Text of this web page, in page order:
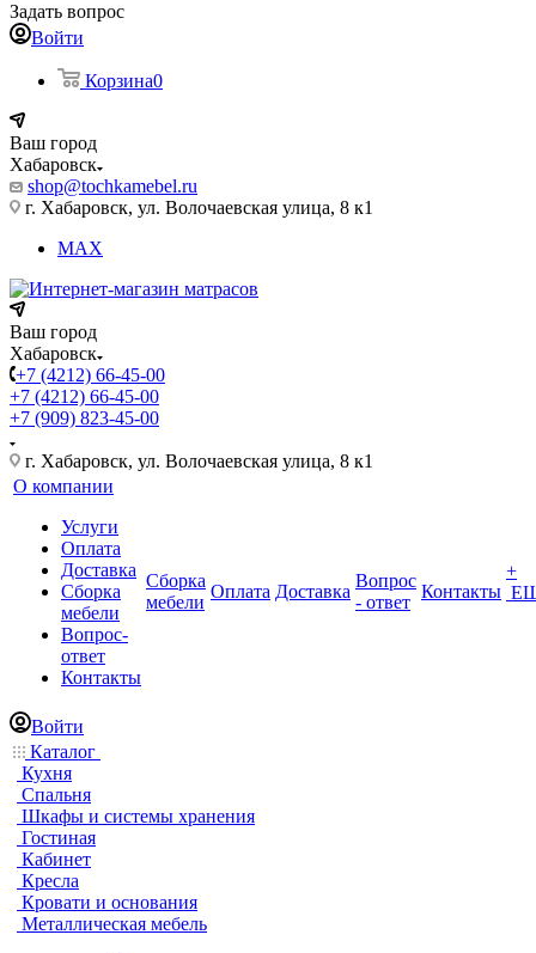
Задать вопрос
Войти
Корзина0
Ваш город
Хабаровск
shop@tochkamebel.ru
г. Хабаровск, ул. Волочаевская улица, 8 к1
MAX
Ваш город
Хабаровск
+7 (4212) 66-45-00
+7 (4212) 66-45-00
+7 (909) 823-45-00
г. Хабаровск, ул. Волочаевская улица, 8 к1
О компании
Услуги
Оплата
Доставка
Сборка
мебели
Вопрос-
ответ
Контакты
Сборка
мебели
Оплата Доставка
Вопрос
- ответ
Контакты
+
Войти
Каталог
Кухня
Спальня
Шкафы и системы хранения
Гостиная
Кабинет
Кресла
Кровати и основания
Металлическая мебель